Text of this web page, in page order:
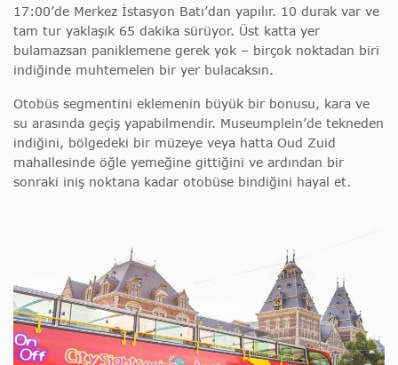
17:00’de Merkez İstasyon Batı’dan yapılır. 10 durak var ve
tam tur yaklaşık 65 dakika sürüyor. Üst katta yer
bulamazsan paniklemene gerek yok – birçok noktadan biri
indiğinde muhtemelen bir yer bulacaksın.
Otobüs segmentini eklemenin büyük bir bonusu, kara ve
su arasında geçiş yapabilmendir. Museumplein’de tekneden
indiğini, bölgedeki bir müzeye veya hatta Oud Zuid
mahallesinde öğle yemeğine gittiğini ve ardından bir
sonraki iniş noktana kadar otobüse bindiğini hayal et.